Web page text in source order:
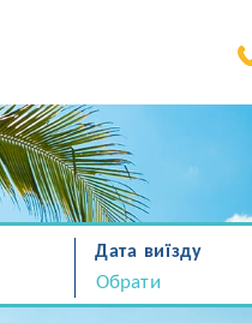
Дата виїзду